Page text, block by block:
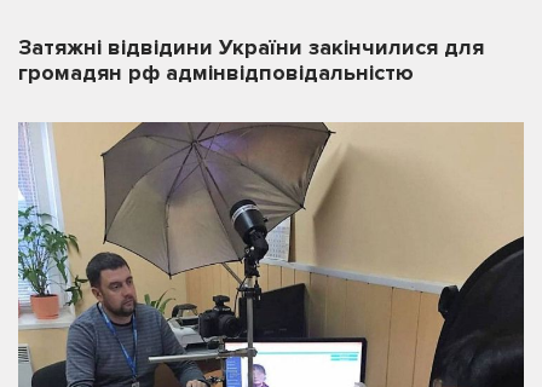
Затяжні відвідини України закінчилися для
громадян рф адмінвідповідальністю